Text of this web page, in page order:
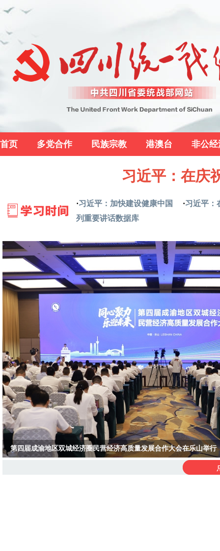
首页 多党合作 民族宗教 港澳台 非公经
习近平：在庆
·习近平：加快建设健康中国 ·习近平：
列重要讲话数据库
第四届成渝地区双城经济圈民营经济高质量发展合作大会在乐山举行